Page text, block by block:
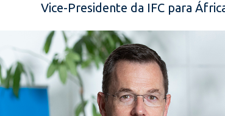
Vice-Presidente da IFC para